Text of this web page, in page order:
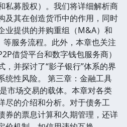
私募股权）。我们将详细解析商
及其在创造货币中的作用，同时
业提供的并购重组（M&A）和
服务流程。此外，本章也关注
借贷平台和数字钱包服务商）
，并探讨了“影子银行”体系的界
统性风险。 第三章：金融工具
市场交易的载体。本章对各类
尽的介绍和分析。对于债务工
券的票息计算和久期管理，还详